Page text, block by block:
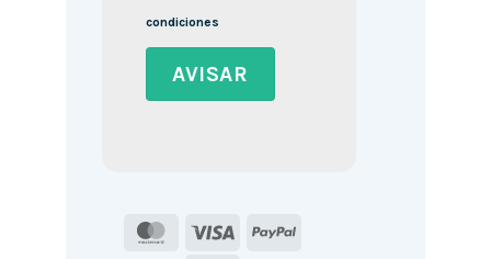
condiciones
MasterCard
Visa
PayPal